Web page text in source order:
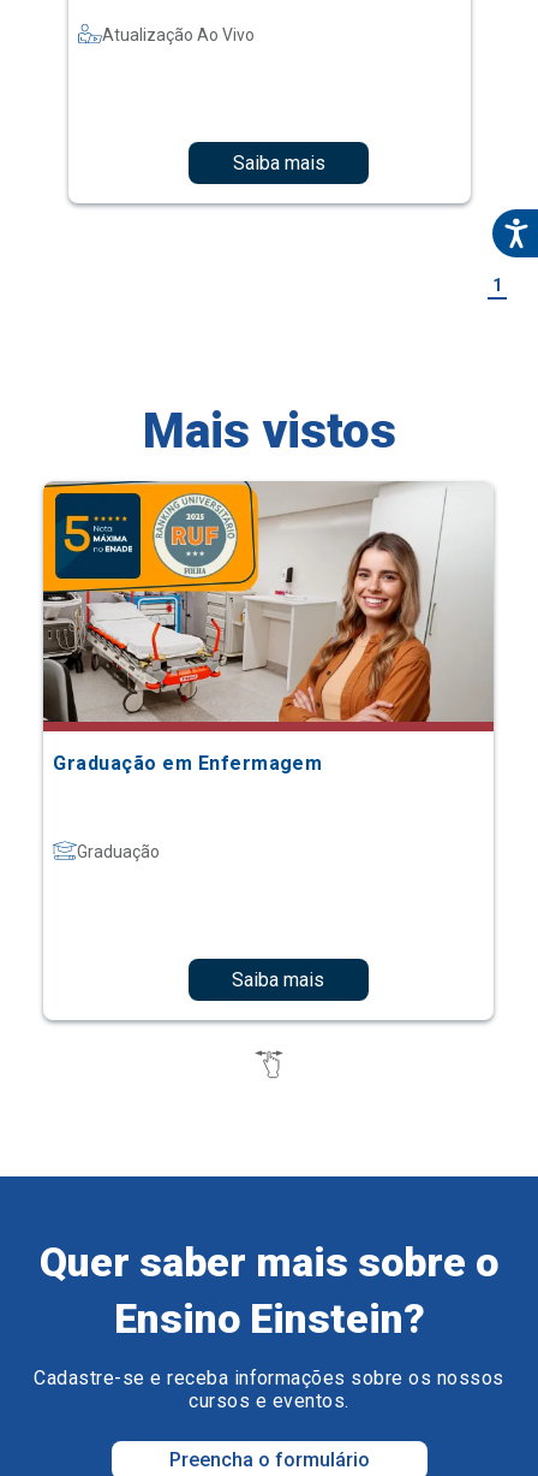
Atualização Ao Vivo
Saiba mais
1
Mais vistos
Graduação em Enfermagem
Graduação
Saiba mais
Quer saber mais sobre o
Ensino Einstein?
Cadastre-se e receba informações sobre os nossos
cursos e eventos.
Preencha o formulário